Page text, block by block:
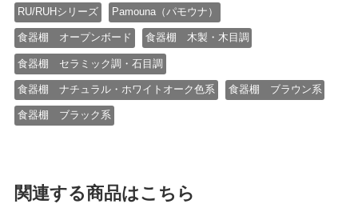
RU/RUHシリーズ Pamouna（パモウナ）
食器棚 オープンボード 食器棚 木製・木目調
食器棚 セラミック調・石目調
食器棚 ナチュラル・ホワイトオーク色系 食器棚 ブラウン系
食器棚 ブラック系
関連する商品はこちら